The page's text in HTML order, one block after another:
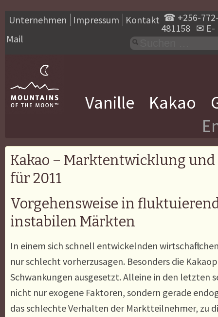
Unternehmen Impressum Kontakt ☎ +256-
481158 ✉ E-
Mail
Vanille Kakao
Kakao – Marktentwicklung
für 2011
Vorgehensweise in
instabilen Märkten
In einem sich schnell entwickelnden
nur schlecht vorherzusagen. Besonders die
Schwankungen ausgesetzt. Alleine in den letzten
nicht nur exogene Faktoren, sondern gerade
das schlechte Verhalten der Marktteilnehmer, zu